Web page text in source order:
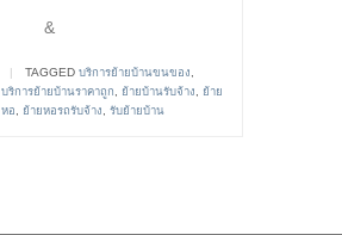
&
| TAGGED บริการย้ายบ้านขนของ
บริการย้ายบ้านราคาถูก
ย้ายบ้านรับจ้าง
ย้าย
หอ
ย้ายหอรถรับจ้าง รับย้ายบ้าน